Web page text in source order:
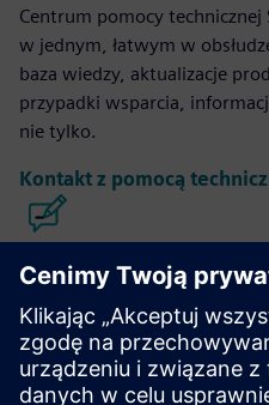
Centrum pomocy technicznej
w jednym, łatwym w
baza wiedzy, aktualizacje
przypadki wsparcia,
nie tylko.
Kontakt z pomocą
Projektowanie i
IC
Pakiet narzędzi Calibre
kompleksową weryfikację i